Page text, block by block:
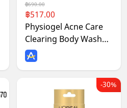
690.00
517.00
Physiogel Acne Care
Clearing Body Wash
320 ml. ฟิสิโอเจล แอคเน่
แคร์ เครียร์ริ่ง บอดี้ วอช
ทำความสะอาดผิวกายสำหรับ
ผิวเป็นสิว 320 มล.
30%